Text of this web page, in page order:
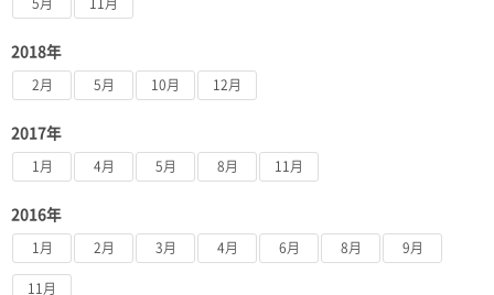
5月 11月
2018年
2月 5月 10月 12月
2017年
1月 4月 5月 8月 11月
2016年
1月 2月 3月 4月 6月 8月 9月
11月